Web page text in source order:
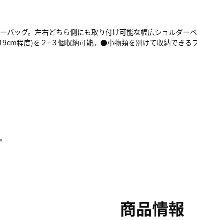
バッグ。左右どちら側にも取り付け可能な幅広ショルダ
程度)を２ｰ３個収納可能。●小物類を別けて収納できる
商品情報